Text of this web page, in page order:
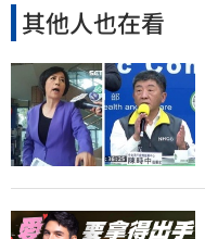
其他人也在看